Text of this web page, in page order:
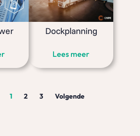
Dockplanning
Lees meer
1 2 3 Volgende